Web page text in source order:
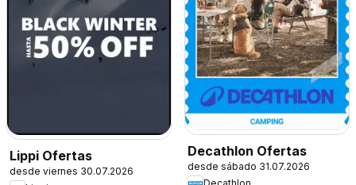
Lippi Ofertas
desde viernes 30.07.2026
Decathlon Ofertas
desde sábado 31.07.2026